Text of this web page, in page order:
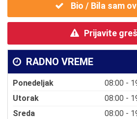
Bio / Bila sam
Prijavite
RADNO VREME
Ponedeljak
08:00 -
Utorak
08:00 -
Sreda
08:00 -